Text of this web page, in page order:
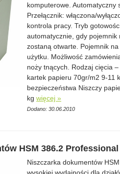
komputerowe.
Przełącznik: włączona/
kontrola pracy. Tryb
automatycznie, gdy pojemnik
zostaną otwarte. Pojemnik
użytku. Możliwość
noży tnących. Rodzaj cięcia
kartek papieru 70gr/m2 9-11
bezpieczeństwa Niszczy
kg więcej »
Dodano: 30.06.2010
HSM 386.2 Professional
Niszczarka dokumentów